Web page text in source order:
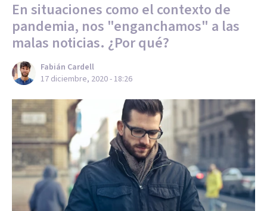
En situaciones como el contexto de
pandemia, nos "enganchamos" a las
malas noticias. ¿Por qué?
Fabián Cardell
17 diciembre, 2020 - 18:26